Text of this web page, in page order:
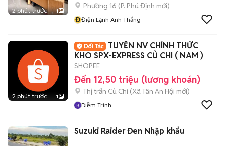
2 phút trước 1
Phường 16 (P. Phú Định mới)
ĐĐiện Lạnh Anh Thắng
2 phút trước 1
TUYỂN NV CHÍNH THỨC
KHO SPX-EXPRESS CỦ CHI ( NAM )
SHOPEE
Đến 12,50 triệu (lương khoán)
Thị trấn Củ Chi (Xã Tân An Hội mới)
Diễm Trinh
Suzuki Raider Đen Nhập khẩu